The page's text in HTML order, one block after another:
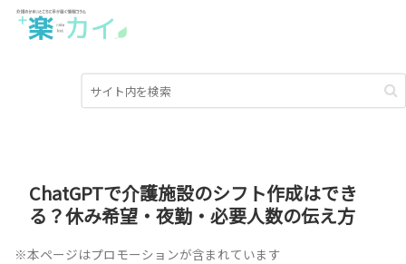
ChatGPTで介護施設のシフト作成はでき
る？休み希望・夜勤・必要人数の伝え方
※本ページはプロモーションが含まれています